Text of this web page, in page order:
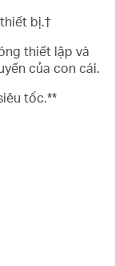
bị.†
thiết lập và
của con cái.
tốc.**